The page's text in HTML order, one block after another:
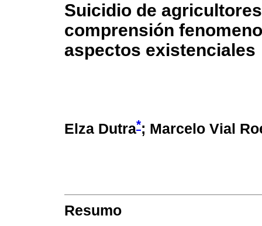
Suicidio de
comprensión
aspectos existenciales
Elza Dutra*; Marcelo Vial
Resumo